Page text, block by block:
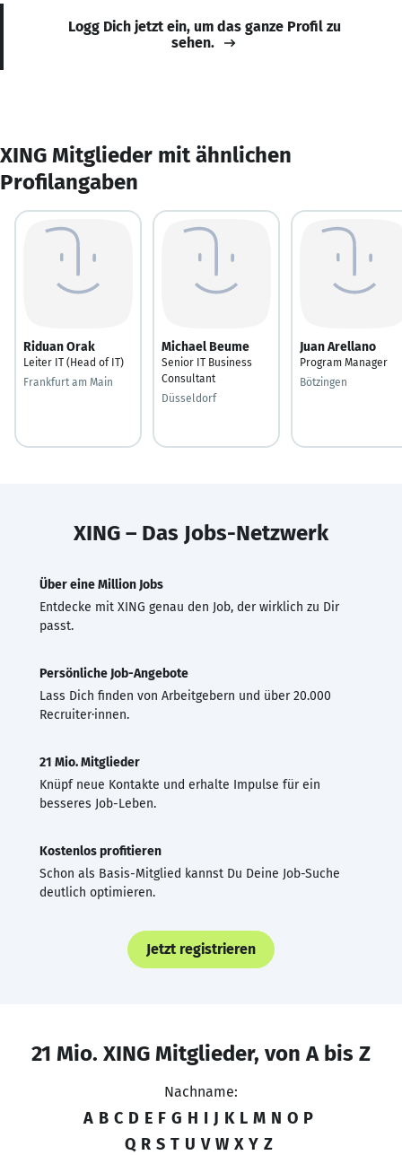
Logg Dich jetzt ein, um das ganze Profil zu
sehen.
XING Mitglieder mit ähnlichen
Profilangaben
Riduan Orak
Leiter IT (Head of IT)
Frankfurt am Main
Michael Beume
Senior IT Business
Consultant
Düsseldorf
Juan Arellano
Program Manager
Bötzingen
XING – Das Jobs-Netzwerk
Über eine Million Jobs
Entdecke mit XING genau den Job, der wirklich zu Dir
passt.
Persönliche Job-Angebote
Lass Dich finden von Arbeitgebern und über 20.000
Recruiter·innen.
21 Mio. Mitglieder
Knüpf neue Kontakte und erhalte Impulse für ein
besseres Job-Leben.
Kostenlos profitieren
Schon als Basis-Mitglied kannst Du Deine Job-Suche
deutlich optimieren.
Jetzt registrieren
21 Mio. XING Mitglieder, von A bis Z
Nachname:
A B C D E F G H I J K L M N O P
Q R S T U V W X Y Z